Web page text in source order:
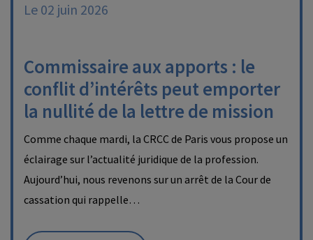
Le 02 juin 2026
Commissaire aux apports : le
conflit d’intérêts peut emporter
la nullité de la lettre de mission
Comme chaque mardi, la CRCC de Paris vous propose un
éclairage sur l’actualité juridique de la profession.
Aujourd’hui, nous revenons sur un arrêt de la Cour de
cassation qui rappelle…